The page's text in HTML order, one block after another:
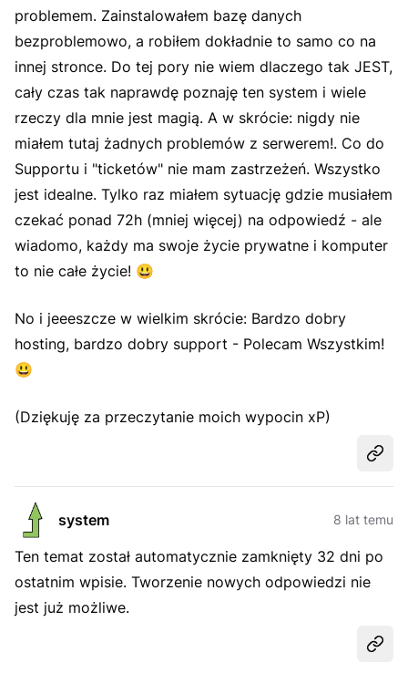
problemem. Zainstalowałem bazę danych
bezproblemowo, a robiłem dokładnie to samo co na
innej stronce. Do tej pory nie wiem dlaczego tak JEST,
cały czas tak naprawdę poznaję ten system i wiele
rzeczy dla mnie jest magią. A w skrócie: nigdy nie
miałem tutaj żadnych problemów z serwerem!. Co do
Supportu i "ticketów" nie mam zastrzeżeń. Wszystko
jest idealne. Tylko raz miałem sytuację gdzie musiałem
czekać ponad 72h (mniej więcej) na odpowiedź - ale
wiadomo, każdy ma swoje życie prywatne i komputer
to nie całe życie! 😃
No i jeeeszcze w wielkim skrócie: Bardzo dobry
hosting, bardzo dobry support - Polecam Wszystkim!
😃
(Dziękuję za przeczytanie moich wypocin xP)
system 8 lat temu
Ten temat został automatycznie zamknięty 32 dni po
ostatnim wpisie. Tworzenie nowych odpowiedzi nie
jest już możliwe.